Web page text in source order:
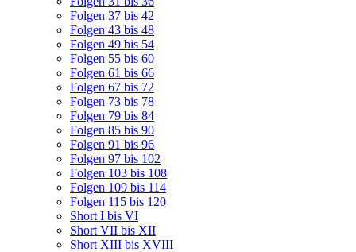
Folgen 37 bis 42
Folgen 43 bis 48
Folgen 49 bis 54
Folgen 55 bis 60
Folgen 61 bis 66
Folgen 67 bis 72
Folgen 73 bis 78
Folgen 79 bis 84
Folgen 85 bis 90
Folgen 91 bis 96
Folgen 97 bis 102
Folgen 103 bis 108
Folgen 109 bis 114
Folgen 115 bis 120
Short I bis VI
Short VII bis XII
Short XIII bis XVIII